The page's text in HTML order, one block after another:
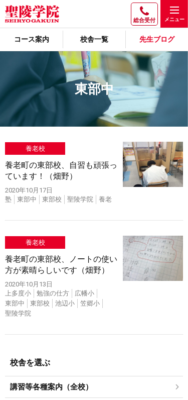
総合受付
コース案内 校舎一覧 先生ブログ
東部中
養老校
養老町の東部校、自習も頑張っ
ています！（畑野）
2020年10月17日
塾
東部中 東部校 聖陵学院 養老
養老校
養老町の東部校、ノートの使い
方が素晴らしいです（畑野）
2020年10月13日
上多度小
勉強の仕方
広幡小
東部中
東部校 池辺小
笠郷小
聖陵学院
校舎を選ぶ
講習等各種案内（全校）